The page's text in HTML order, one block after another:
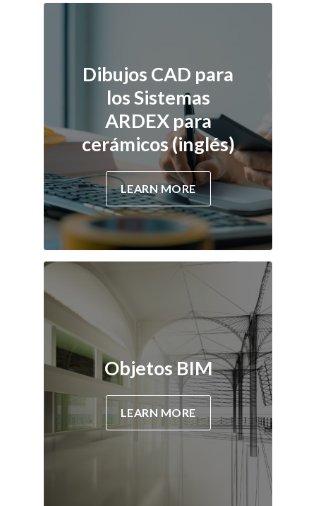
Dibujos CAD para
los Sistemas
ARDEX para
cerámicos (inglés)
LEARN MORE
Objetos BIM
LEARN MORE